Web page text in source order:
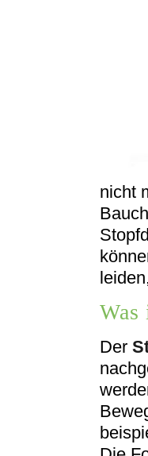
nicht
Was
Der